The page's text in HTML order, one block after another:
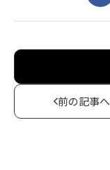
前の記事へ